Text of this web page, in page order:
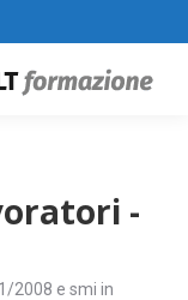
-
2008 e smi in